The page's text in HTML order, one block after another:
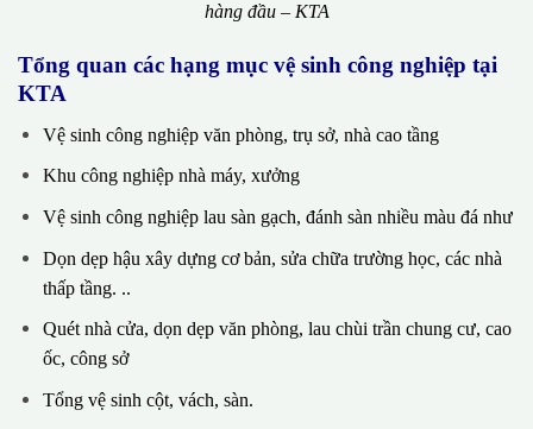
hàng đầu – KTA
Tổng quan các hạng mục vệ sinh công nghiệp tại
KTA
Vệ sinh công nghiệp văn phòng, trụ sở, nhà cao tầng
Khu công nghiệp nhà máy, xưởng
Vệ sinh công nghiệp lau sàn gạch, đánh sàn nhiều màu đá như
Dọn dẹp hậu xây dựng cơ bản, sửa chữa trường học, các nhà
thấp tầng. ..
Quét nhà cửa, dọn dẹp văn phòng, lau chùi trần chung cư, cao
ốc, công sở
Tổng vệ sinh cột, vách, sàn.